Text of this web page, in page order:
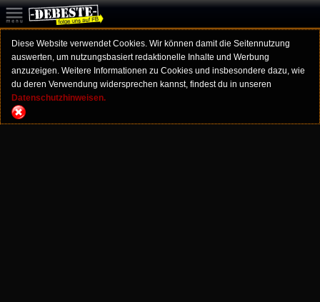
Diese Website verwendet Cookies. Wir können damit die Seitennutzung
auswerten, um nutzungsbasiert redaktionelle Inhalte und Werbung
anzuzeigen. Weitere Informationen zu Cookies und insbesondere dazu, wie
du deren Verwendung widersprechen kannst, findest du in unseren
Datenschutzhinweisen.